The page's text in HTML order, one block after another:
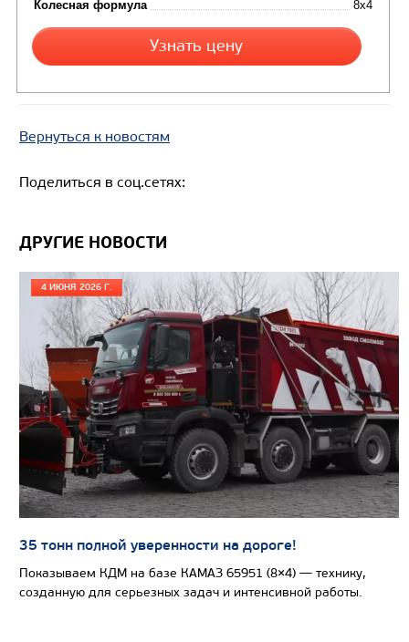
Цена по запросу
Производитель
Экологический класс
Грузоподъемность, кг
Вместимость кузова, м3
Направление разгрузки
Колесная формула
Узнать цену
Вернуться к новостям
Поделиться в соц.сетях:
ДРУГИЕ НОВОСТИ
4 ИЮНЯ 2026 Г.
35 тонн полной уверенности на дороге!
Показываем КДМ на базе КАМАЗ 65951 (8×4) — технику,
созданную для серьезных задач и интенсивной работы.